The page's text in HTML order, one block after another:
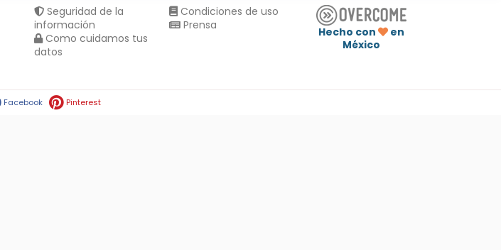
Seguridad de la
información
Como cuidamos tus
datos
Condiciones de uso
Prensa
Hecho con
en
México
Facebook Pinterest